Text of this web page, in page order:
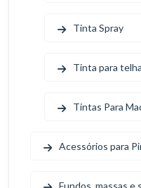
Tinta Spray
Tinta para
Tintas Para
Acessórios para
Fundos, massas e